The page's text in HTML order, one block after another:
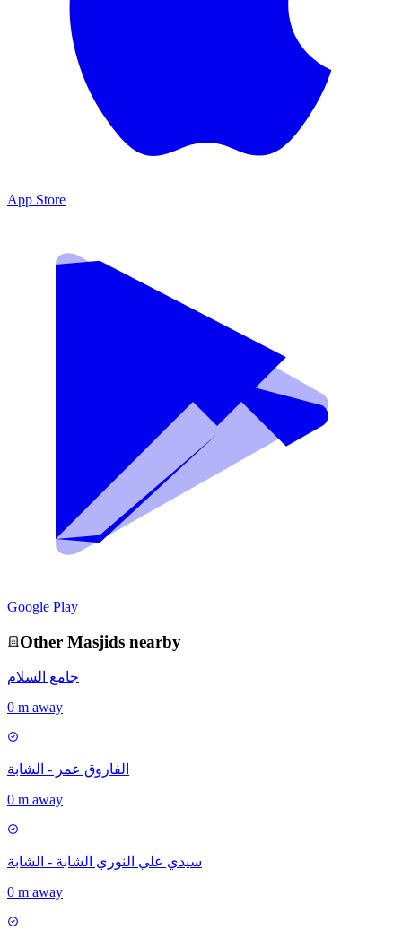
App Store
Google Play
Other Masjids nearby
جامع السلام
0 m away
الفاروق عمر - الشابة
0 m away
سيدي علي النوري الشابة - الشابة
0 m away